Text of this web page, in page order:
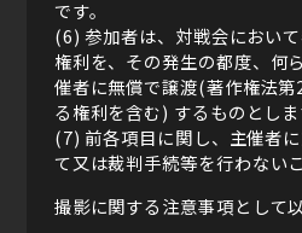
です。
(6) 参加者は、対戦会におい
権利を、その発生の都度、何
催者に無償で譲渡(著作権法
る権利を含む) するものとしま
(7) 前各項目に関し、主催者
て又は裁判手続等を行わない
撮影に関する注意事項として